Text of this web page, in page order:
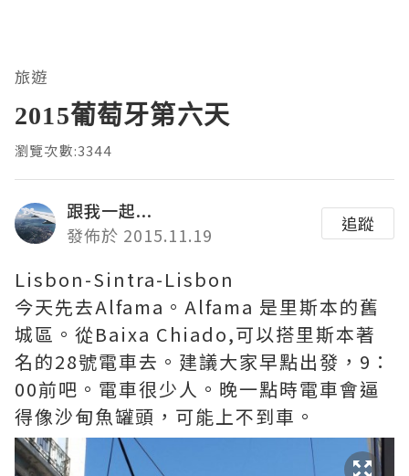
旅遊
2015葡萄牙第六天
瀏覽次數:3344
跟我一起...
發佈於 2015.11.19
追蹤
Lisbon-Sintra-Lisbon
今天先去Alfama。Alfama 是里斯本的舊
城區。從Baixa Chiado,可以搭里斯本著
名的28號電車去。建議大家早點出發，9：
00前吧。電車很少人。晚一點時電車會逼
得像沙甸魚罐頭，可能上不到車。